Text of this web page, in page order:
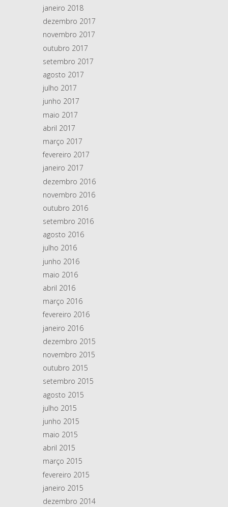
janeiro 2018
dezembro 2017
novembro 2017
outubro 2017
setembro 2017
agosto 2017
julho 2017
junho 2017
maio 2017
abril 2017
março 2017
fevereiro 2017
janeiro 2017
dezembro 2016
novembro 2016
outubro 2016
setembro 2016
agosto 2016
julho 2016
junho 2016
maio 2016
abril 2016
março 2016
fevereiro 2016
janeiro 2016
dezembro 2015
novembro 2015
outubro 2015
setembro 2015
agosto 2015
julho 2015
junho 2015
maio 2015
abril 2015
março 2015
fevereiro 2015
janeiro 2015
dezembro 2014